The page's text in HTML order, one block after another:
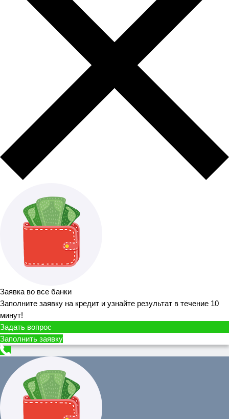
Заявка во все банки
Заполните заявку на кредит и узнайте результат в течение 10
минут!
Задать вопрос
Заполнить заявку